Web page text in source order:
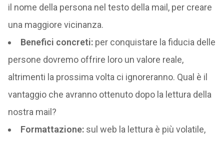
il nome della persona nel testo della mail, per creare
una maggiore vicinanza.
Benefici concreti:per conquistare la fiducia delle
persone dovremo offrire loro un valore reale,
altrimenti la prossima volta ci ignoreranno. Qual è il
vantaggio che avranno ottenuto dopo la lettura della
nostra mail?
Formattazione:sul web la lettura è più volatile,